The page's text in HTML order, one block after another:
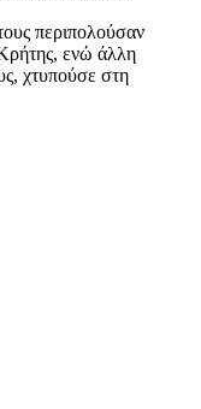
περιπολούσαν
ενώ άλλη
χτυπούσε στη